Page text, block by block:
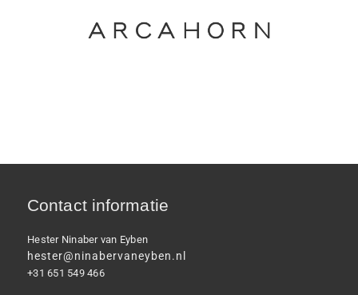
Contact informatie
Hester Ninaber van Eyben
hester@ninabervaneyben.nl
+31 651 549 466